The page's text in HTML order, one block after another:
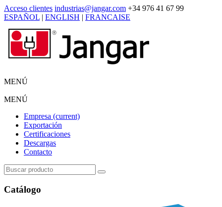
Acceso clientes industrias@jangar.com +34 976 41 67 99
ESPAÑOL | ENGLISH | FRANCAISE
MENÚ
MENÚ
Empresa (current)
Exportación
Certificaciones
Descargas
Contacto
Catálogo